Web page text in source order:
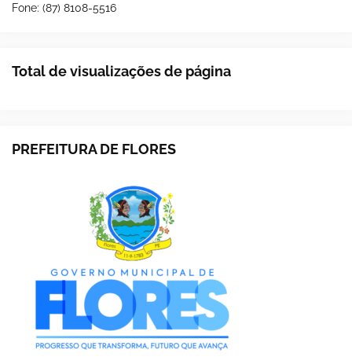
Fone: (87) 8108-5516
Total de visualizações de página
PREFEITURA DE FLORES